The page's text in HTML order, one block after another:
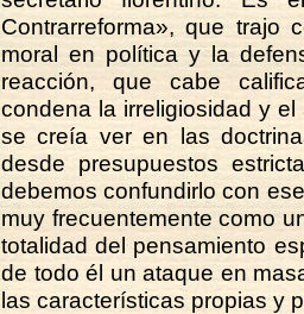
Contrarreforma», que trajo
moral en política y la
reacción, que cabe
condena la irreligiosidad y
se creía ver en las
desde presupuestos
debemos confundirlo con
muy frecuentemente como
totalidad del pensamiento
de todo él un ataque en
las características propias y